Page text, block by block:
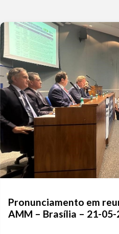
Pronunciamento em
AMM – Brasília – 21-05-